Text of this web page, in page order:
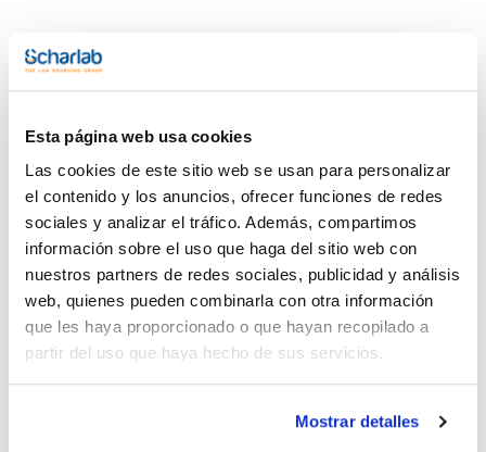
Esta página web usa cookies
Las cookies de este sitio web se usan para personalizar
el contenido y los anuncios, ofrecer funciones de redes
sociales y analizar el tráfico. Además, compartimos
información sobre el uso que haga del sitio web con
nuestros partners de redes sociales, publicidad y análisis
web, quienes pueden combinarla con otra información
que les haya proporcionado o que hayan recopilado a
partir del uso que haya hecho de sus servicios.
Mostrar detalles
Documentación técnica
TDS / Ficha técnica
Regístrate para
descargas
COA
descargas
SDS/ Hoja de seguridad
Regístrate para
descargas
Los productos marcados con esta imagen son